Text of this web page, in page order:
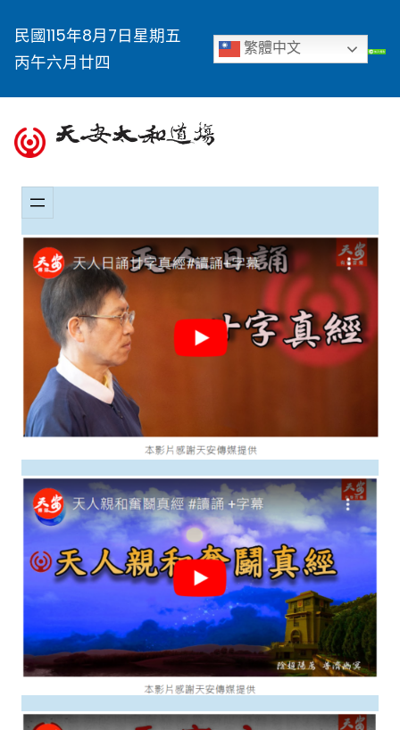
民國115年8月7日星期五
丙午六月廿四
繁體中文